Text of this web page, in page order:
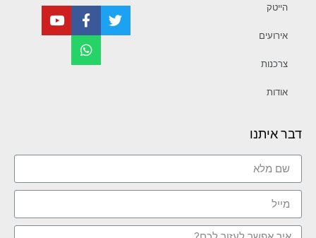
הייטק
אירועים
צרכנות
אודות
דבר איתנו